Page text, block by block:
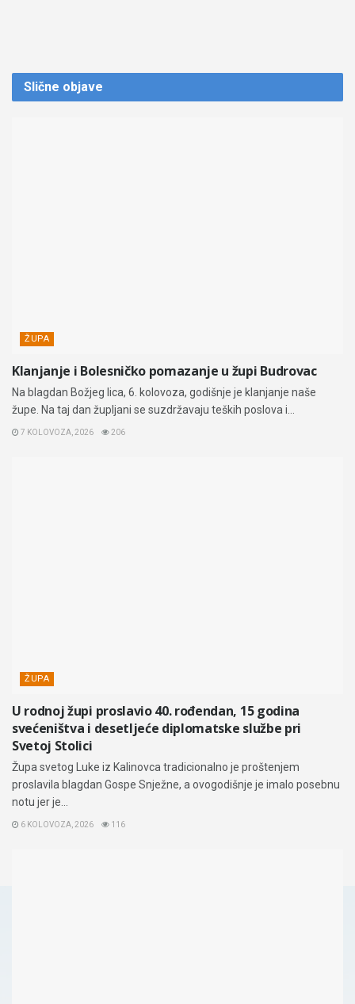
Slične objave
ŽUPA
Klanjanje i Bolesničko pomazanje u župi Budrovac
Na blagdan Božjeg lica, 6. kolovoza, godišnje je klanjanje naše
župe. Na taj dan župljani se suzdržavaju teških poslova i...
7 KOLOVOZA, 2026 206
ŽUPA
U rodnoj župi proslavio 40. rođendan, 15 godina
svećeništva i desetljeće diplomatske službe pri
Svetoj Stolici
Župa svetog Luke iz Kalinovca tradicionalno je proštenjem
proslavila blagdan Gospe Snježne, a ovogodišnje je imalo posebnu
notu jer je...
6 KOLOVOZA, 2026 116